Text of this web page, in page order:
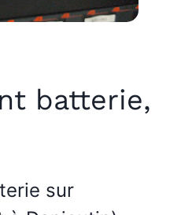
batterie,
sur